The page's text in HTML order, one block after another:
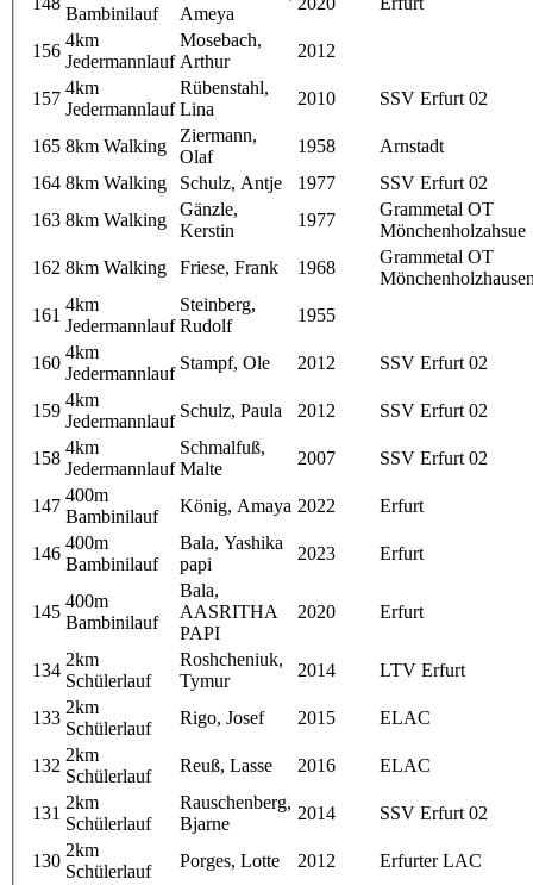
Bambinilauf
Ameya
156
4km
Jedermannlauf
Mosebach,
Arthur
2012
157
4km
Jedermannlauf
Rübenstahl,
Lina
2010 SSV Erfurt 02
165 8km Walking
Ziermann,
Olaf
1958
Arnstadt
164 8km Walking Schulz, Antje 1977
SSV Erfurt 02
163 8km Walking
Gänzle,
Kerstin
1977
Grammetal OT
Mönchenholzahsue
162 8km Walking Friese, Frank 1968
Grammetal OT
161
4km
Jedermannlauf
Steinberg,
Rudolf
1955
160
4km
Jedermannlauf
Stampf, Ole 2012 SSV Erfurt 02
159
4km
Jedermannlauf
Schulz, Paula 2012 SSV Erfurt 02
158
4km
Jedermannlauf
Schmalfuß,
Malte
2007 SSV Erfurt 02
147
400m
Bambinilauf
König, Amaya 2022 Erfurt
146
400m
Bambinilauf
Bala, Yashika
papi
2023 Erfurt
145
400m
Bambinilauf
Bala,
AASRITHA
PAPI
2020 Erfurt
134
2km
Schülerlauf
Roshcheniuk,
Tymur
2014 LTV Erfurt
133
2km
Schülerlauf
Rigo, Josef 2015 ELAC
132
2km
Schülerlauf
Reuß, Lasse 2016 ELAC
131
2km
Schülerlauf
Rauschenberg,
Bjarne
2014 SSV Erfurt 02
130
2km
Schülerlauf
Porges, Lotte 2012 Erfurter LAC